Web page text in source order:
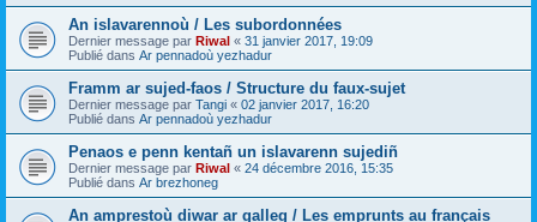
An islavarennoù / Les subordonnées
Dernier message par Riwal « 31 janvier 2017, 19:09
Publié dans Ar pennadoù yezhadur
Framm ar sujed-faos / Structure du faux-sujet
Dernier message par Tangi « 02 janvier 2017, 16:20
Publié dans Ar pennadoù yezhadur
Penaos e penn kentañ un islavarenn sujediñ
Dernier message par Riwal « 24 décembre 2016, 15:35
Publié dans Ar brezhoneg
An amprestoù diwar ar galleg / Les emprunts au français